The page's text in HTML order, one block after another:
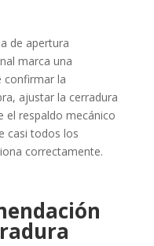
de apertura
marca una
confirmar la
ajustar la cerradura
el respaldo mecánico
casi todos los
correctamente.